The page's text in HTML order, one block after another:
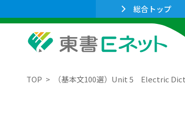
総合トップ
TOP （基本文100選）Unit 5 Electric